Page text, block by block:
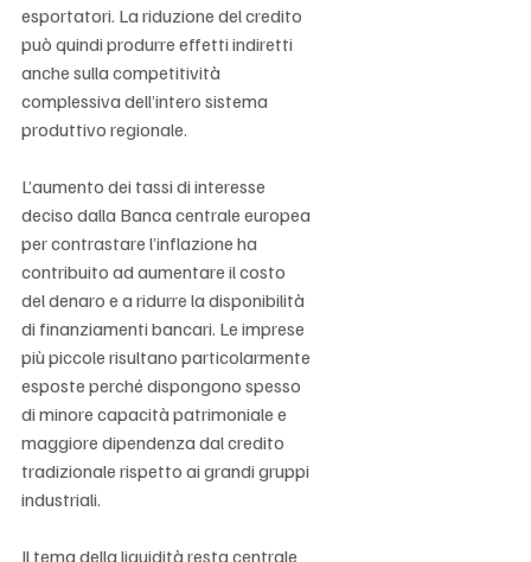
esportatori. La riduzione del credito
può quindi produrre effetti indiretti
anche sulla competitività
complessiva dell’intero sistema
produttivo regionale.
L’aumento dei tassi di interesse
deciso dalla Banca centrale europea
per contrastare l’inflazione ha
contribuito ad aumentare il costo
del denaro e a ridurre la disponibilità
di finanziamenti bancari. Le imprese
più piccole risultano particolarmente
esposte perché dispongono spesso
di minore capacità patrimoniale e
maggiore dipendenza dal credito
tradizionale rispetto ai grandi gruppi
industriali.
Il tema della liquidità resta centrale